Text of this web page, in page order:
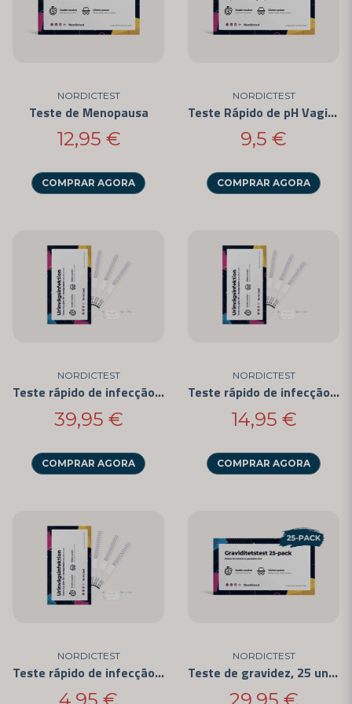
na menopausa, ou simplesmente procure manter uma saúde
feminina ótima, os nossos testes rápidos e controlos de saúde para a
saúde feminina são projetados para fornecer as informações e
NORDICTEST
Teste de Menopausa
12,95 €
COMPRAR AGORA
NORDICTEST
Teste Rápido de pH Vaginal - Autoteste para Uso em Casa
9,5 €
COMPRAR AGORA
NORDICTEST
Teste rápido de infecção urinária (pacote com 25)
39,95 €
COMPRAR AGORA
NORDICTEST
Teste rápido de infecção urinária (pacote com 5)
14,95 €
COMPRAR AGORA
NORDICTEST
Teste rápido de infecção urinária
NORDICTEST
Teste de gravidez, 25 unidades